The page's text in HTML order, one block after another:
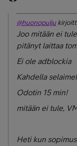
@huonopulju
Joo mitään ei
pitänyt laittaa
Ei ole adblockia
Kahdella
Odotin 15 min!
mitään ei tule,
Heti kun